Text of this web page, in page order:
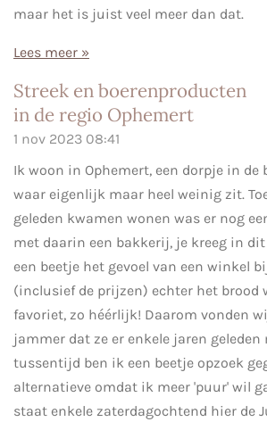
maar het is juist veel meer dan dat.
Lees meer »
Streek en boerenproducten
in de regio Ophemert
1 nov 2023 08:41
Ik woon in Ophemert, een dorpje in de
waar eigenlijk maar heel weinig zit.
geleden kwamen wonen was er nog
met daarin een bakkerij, je kreeg in
een beetje het gevoel van een winkel
(inclusief de prijzen) echter het brood
favoriet, zo héérlijk! Daarom vonden
jammer dat ze er enkele jaren geleden
tussentijd ben ik een beetje opzoek
alternatieve omdat ik meer 'puur' wil
staat enkele zaterdagochtend hier de